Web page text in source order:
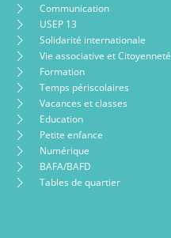
Communication
USEP 13
Solidarité internationale
Vie associative et Citoyenneté
Formation
Temps périscolaires
Vacances et classes
Education
Petite enfance
Numérique
BAFA/BAFD
Tables de quartier